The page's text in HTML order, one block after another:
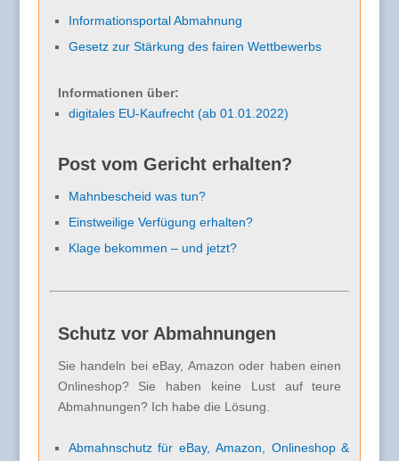
Informationsportal Abmahnung
Gesetz zur Stärkung des fairen Wettbewerbs
Informationen über:
digitales EU-Kaufrecht (ab 01.01.2022)
Post vom Gericht erhalten?
Mahnbescheid was tun?
Einstweilige Verfügung erhalten?
Klage bekommen – und jetzt?
Schutz vor Abmahnungen
Sie handeln bei eBay, Amazon oder haben einen
Onlineshop? Sie haben keine Lust auf teure
Abmahnungen? Ich habe die Lösung.
Abmahnschutz für eBay, Amazon, Onlineshop &